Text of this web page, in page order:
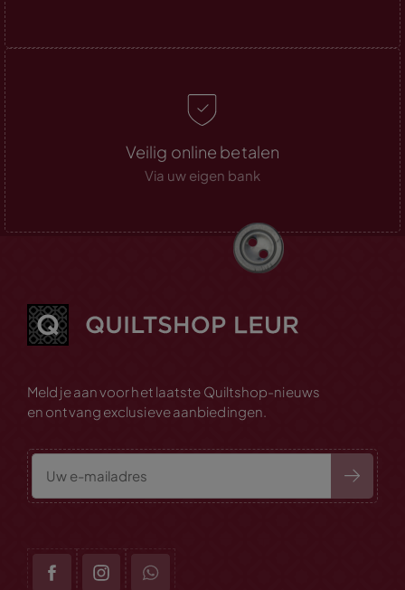
Veilig online betalen
Via uw eigen bank
Meld je aan voor het laatste Quiltshop-nieuws
en ontvang exclusieve aanbiedingen.